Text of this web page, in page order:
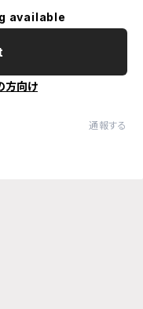
available
方向け
通報する